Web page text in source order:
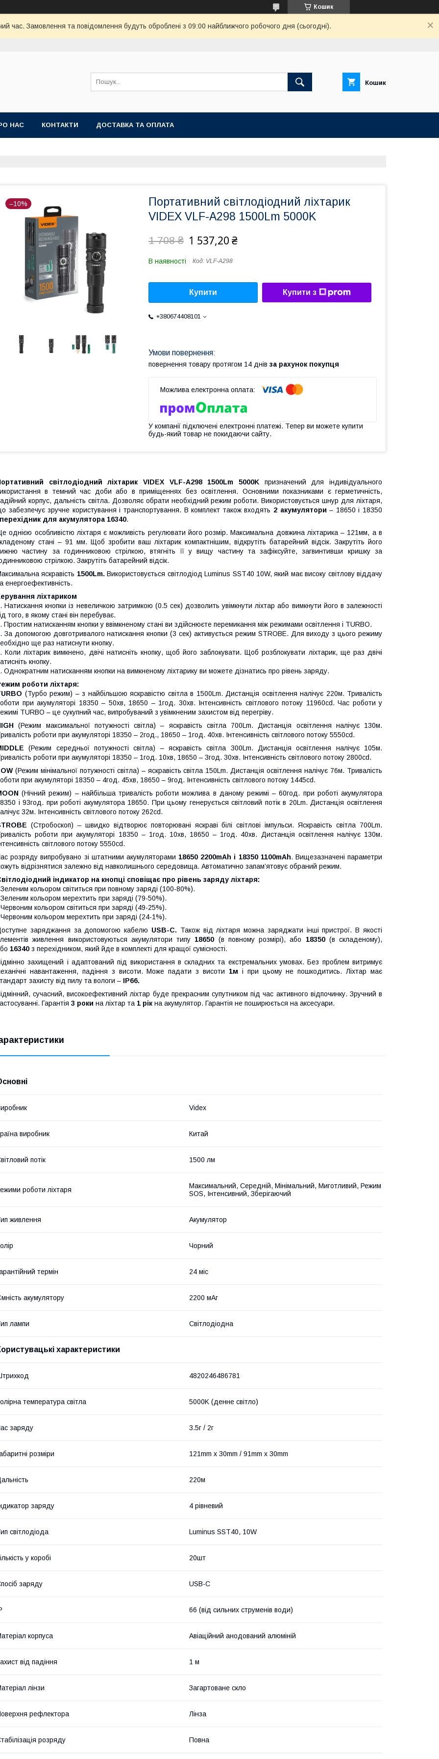
Кошик
час. Замовлення та повідомлення будуть оброблені з 09:00 найближчого робочого дня (сьогодні).
Кошик
НАС КОНТАКТИ ДОСТАВКА ТА ОПЛАТА
–10%
Портативний світлодіодний ліхтарик
VIDEX VLF-A298 1500Lm 5000K
1 708 ₴ 1 537,20 ₴
В наявності Код: VLF-A298
Купити Купити з
+380674408101
повернення товару протягом 14 днів за рахунок покупця
У компанії підключені електронні платежі. Тепер ви можете купити
будь-який товар не покидаючи сайту.
світлодіодний ліхтарик VIDEX VLF-A298 1500Lm 5000K призначений для індивідуального
в темний час доби або в приміщеннях без освітлення. Основними показниками є герметичність,
корпус, дальність світла. Дозволяє обрати необхідний режим роботи. Використовується шнур для ліхтаря,
забезпечує зручне користування і транспортування. В комплект також входять 2 акумулятори – 18650 і 18350
перехідник для акумулятора 16340.
однією особливістю ліхтаря є можливість регулювати його розмір. Максимальна довжина ліхтарика – 121мм, а в
стані – 91 мм. Щоб зробити ваш ліхтарик компактнішим, відкрутіть батарейний відсік. Закрутіть його
частину за годинниковою стрілкою, втягніть її у вищу частину та зафіксуйте, загвинтивши кришку за
стрілкою. Закрутіть батарейний відсік.
яскравість 1500Lm.Використовується світлодіод Luminus SST40 10W, який має високу світлову віддачу
енергоефективність.
ліхтариком
Натискання кнопки із невеличкою затримкою (0.5 сек) дозволить увімкнути ліхтар або вимкнути його в залежності
того, в якому стані він перебуває.
Простим натисканням кнопки у ввімкненому стані ви здійснюєте перемикання між режимами освітлення і TURBO.
За допомогою довготривалого натискання кнопки (3 сек) активується режим STROBE. Для виходу з цього режиму
ще раз натиснути кнопку.
Коли ліхтарик вимкнено, двічі натисніть кнопку, щоб його заблокувати. Щоб розблокувати ліхтарик, ще раз двічі
кнопку.
Однократним натисканням кнопки на вимкненому ліхтарику ви можете дізнатись про рівень заряду.
роботи ліхтаря:
(Турбо режим) – з найбільшою яскравістю світла в 1500Lm. Дистанція освітлення налічує 220м. Тривалість
при акумуляторі 18350 – 50хв, 18650 – 1год. 30хв. Інтенсивність світлового потоку 11960cd. Час роботи у
TURBO – це сукупний час, випробуваний з увімкненим захистом від перегріву.
(Режим максимальної потужності світла) – яскравість світла 700Lm. Дистанція освітлення налічує 130м.
роботи при акумуляторі 18350 – 2год., 18650 – 1год. 40хв. Інтенсивність світлового потоку 5550cd.
(Режим середньої потужності світла) – яскравість світла 300Lm. Дистанція освітлення налічує 105м.
роботи при акумуляторі 18350 – 1год. 10хв, 18650 – 3год. 30хв. Інтенсивність світлового потоку 2800cd.
(Режим мінімальної потужності світла) – яскравість світла 150Lm. Дистанція освітлення налічує 76м. Тривалість
при акумуляторі 18350 – 4год. 45хв, 18650 – 9год. Інтенсивність світлового потоку 1445cd.
(Нічний режим) – найбільша тривалість роботи можлива в даному режимі – 60год. при роботі акумулятора
і 93год. при роботі акумулятора 18650. При цьому генерується світловий потік в 20Lm. Дистанція освітлення
32м. Інтенсивність світлового потоку 262cd.
(Стробоскоп) – швидко відтворює повторювані яскраві білі світлові імпульси. Яскравість світла 700Lm.
роботи при акумуляторі 18350 – 1год. 10хв, 18650 – 1год. 40хв. Дистанція освітлення налічує 130м.
світлового потоку 5550cd.
розряду випробувано зі штатними акумуляторами 18650 2200mAh і 18350 1100mAh. Вищезазначені параметри
відрізнятися залежно від навколишнього середовища. Автоматично запам’ятовує обраний режим.
індикатор на кнопці сповіщає про рівень заряду ліхтаря:
кольором світиться при повному заряді (100-80%).
кольором мерехтить при заряді (79-50%).
кольором світиться при заряді (49-25%).
кольором мерехтить при заряді (24-1%).
заряджання за допомогою кабелю USB-C. Також від ліхтаря можна заряджати інші пристрої. В якості
живлення використовуються акумулятори типу 18650 (в повному розмірі), або 18350 (в складеному),
16340 з перехідником, який йде в комплекті для кращої сумісності.
захищений і адаптований під використання в складних та екстремальних умовах. Без проблем витримує
навантаження, падіння з висоти. Може падати з висоти 1м і при цьому не пошкодитись. Ліхтар має
захисту від пилу та вологи – IP66.
сучасний, високоефективний ліхтар буде прекрасним супутником під час активного відпочинку. Зручний в
Гарантія 3 роки на ліхтар та 1 рік на акумулятор. Гарантія не поширюється на аксесуари.
Videx
виробник Китай
потік 1500 лм
роботи ліхтаря
Максимальний, Середній, Мінімальний, Миготливий, Режим
SOS, Інтенсивний, Зберігаючий
живлення Акумулятор
Чорний
термін 24 міс
акумулятору 2200 мАг
лампи Світлодіодна
характеристики
4820246486781
температура світла 5000K (денне світло)
заряду 3.5г / 2г
розміри 121mm х 30mm / 91mm х 30mm
220м
заряду 4 рівневий
світлодіода Luminus SST40, 10W
у коробі 20шт
заряду USB-C
66 (від сильних струменів води)
корпуса Авіаційний анодований алюміній
від падіння 1 м
лінзи Загартоване скло
рефлектора Лінза
розряду Повна